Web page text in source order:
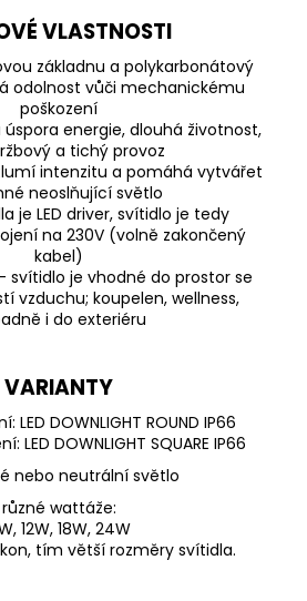
VLASTNOSTI
základnu a polykarbonátový
odolnost vůči mechanickému
poškození
energie, dlouhá životnost,
a tichý provoz
intenzitu a pomáhá vytvářet
neoslňující světlo
je LED driver, svítidlo je tedy
na 230V (volně zakončený
kabel)
svítidlo je vhodné do prostor se
vzduchu; koupelen, wellness,
i do exteriéru
VARIANTY
LED DOWNLIGHT ROUND IP66
LED DOWNLIGHT SQUARE IP66
nebo neutrální světlo
různé wattáže:
12W, 18W, 24W
tím větší rozměry svítidla.